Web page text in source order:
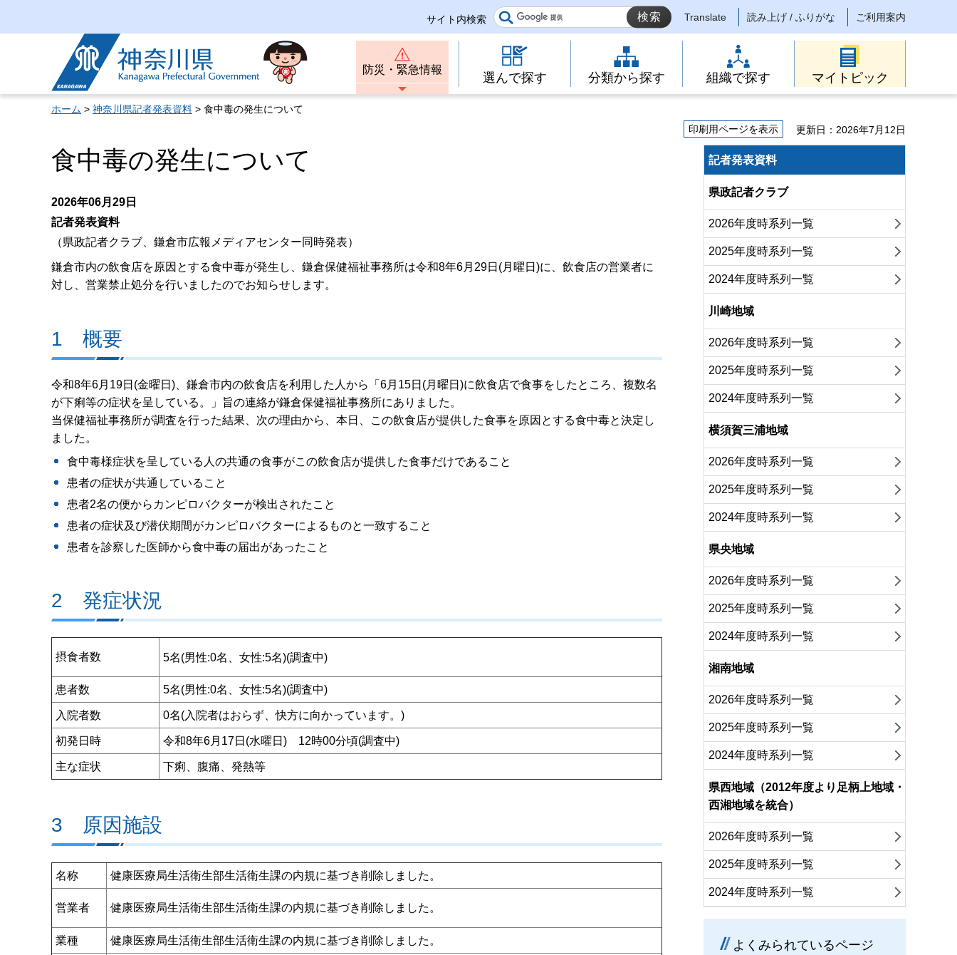
サイト内検索 Translate 読み上げ / ふりがな ご利用案内
神奈川県
防災・緊急情報
選んで探す 分類から探す 組織で探す マイトピック
ホーム > 神奈川県記者発表資料 > 食中毒の発生について
印刷用ページを表示
更新日：2026年7月12日
食中毒の発生について
2026年06月29日
記者発表資料
（県政記者クラブ、鎌倉市広報メディアセンター同時発表）
鎌倉市内の飲食店を原因とする食中毒が発生し、鎌倉保健福祉事務所は令和8年6月29日(月曜日)に、飲食店の営業者に
対し、営業禁止処分を行いましたのでお知らせします。
1 概要
令和8年6月19日(金曜日)、鎌倉市内の飲食店を利用した人から「6月15日(月曜日)に飲食店で食事をしたところ、複数名
が下痢等の症状を呈している。」旨の連絡が鎌倉保健福祉事務所にありました。
当保健福祉事務所が調査を行った結果、次の理由から、本日、この飲食店が提供した食事を原因とする食中毒と決定し
ました。
食中毒様症状を呈している人の共通の食事がこの飲食店が提供した食事だけであること
患者の症状が共通していること
患者2名の便からカンピロバクターが検出されたこと
患者の症状及び潜伏期間がカンピロバクターによるものと一致すること
患者を診察した医師から食中毒の届出があったこと
2 発症状況
摂食者数 5名(男性:0名、女性:5名)(調査中)
患者数 5名(男性:0名、女性:5名)(調査中)
入院者数 0名(入院者はおらず、快方に向かっています。)
初発日時 令和8年6月17日(水曜日) 12時00分頃(調査中)
主な症状 下痢、腹痛、発熱等
3 原因施設
名称 健康医療局生活衛生部生活衛生課の内規に基づき削除しました。
営業者 健康医療局生活衛生部生活衛生課の内規に基づき削除しました。
業種 健康医療局生活衛生部生活衛生課の内規に基づき削除しました。
記者発表資料
県政記者クラブ
2026年度時系列一覧
2025年度時系列一覧
2024年度時系列一覧
川崎地域
2026年度時系列一覧
2025年度時系列一覧
2024年度時系列一覧
横須賀三浦地域
2026年度時系列一覧
2025年度時系列一覧
2024年度時系列一覧
県央地域
2026年度時系列一覧
2025年度時系列一覧
2024年度時系列一覧
湘南地域
2026年度時系列一覧
2025年度時系列一覧
2024年度時系列一覧
県西地域（2012年度より足柄上地域・
西湘地域を統合）
2026年度時系列一覧
2025年度時系列一覧
2024年度時系列一覧
よくみられているページ